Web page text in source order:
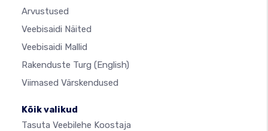
Arvustused
Veebisaidi Näited
Veebisaidi Mallid
Rakenduste Turg (English)
Viimased Värskendused
Kõik valikud
Tasuta Veebilehe Koostaja